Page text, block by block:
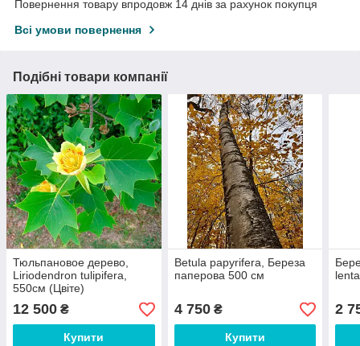
Повернення товару впродовж 14 днів за рахунок покупця
Всі умови повернення
Подібні товари компанії
Тюльпановое дерево,
Liriodendron tulipifera,
550см (Цвіте)
12 500 ₴
Купити
Betula papyrifera, Береза
паперова 500 см
4 750₴
Купити
2